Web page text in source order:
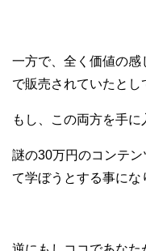
一方で、全く価値の感
で販売されていたとし
もし、この両方を手に
謎の30万円のコンテ
て学ぼうとする事にな